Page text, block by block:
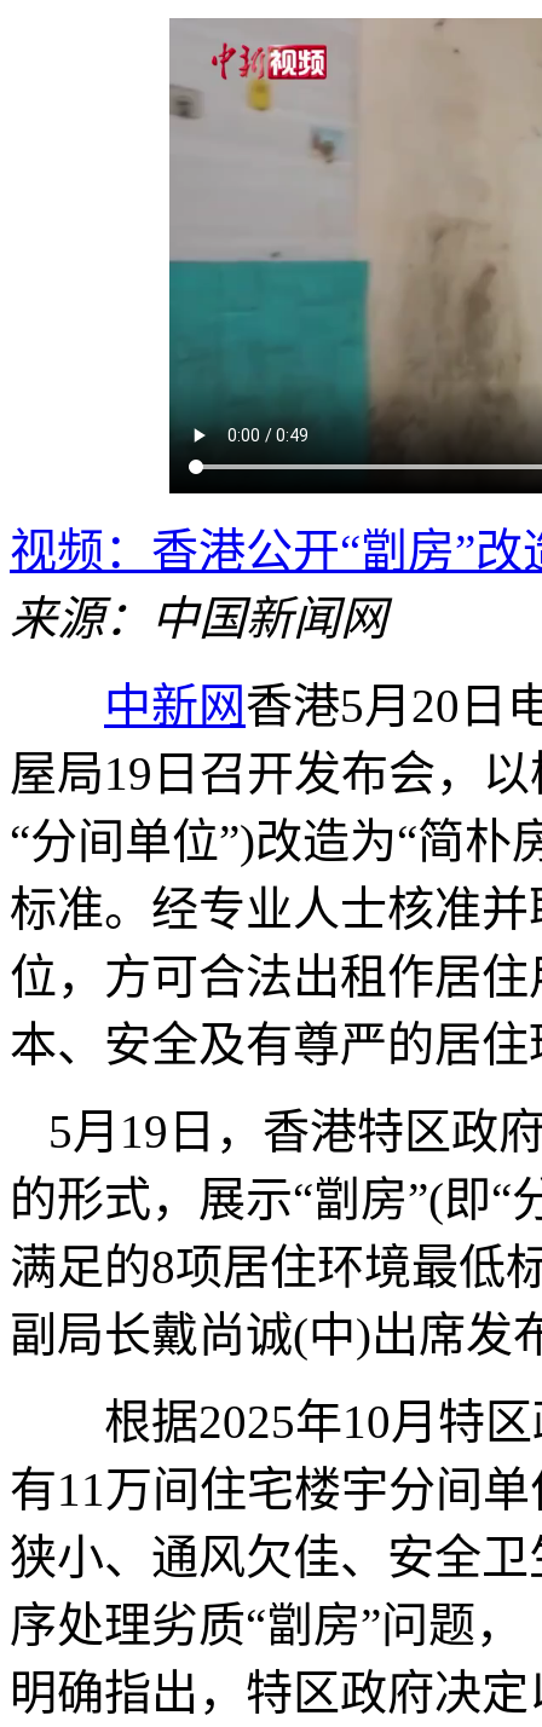
视频：香港公开“劏房”
来源：中国新闻网
中新网香港5月20日
屋局19日召开发布会，
“分间单位”)改造为“简朴
标准。经专业人士核准
位，方可合法出租作居
本、安全及有尊严的居住
5月19日，香港特区政
的形式，展示“劏房”(即“
满足的8项居住环境最低
副局长戴尚诚(中)出席发
根据2025年10月特区
有11万间住宅楼宇分间
狭小、通风欠佳、安全
序处理劣质“劏房”问题
明确指出，特区政府决